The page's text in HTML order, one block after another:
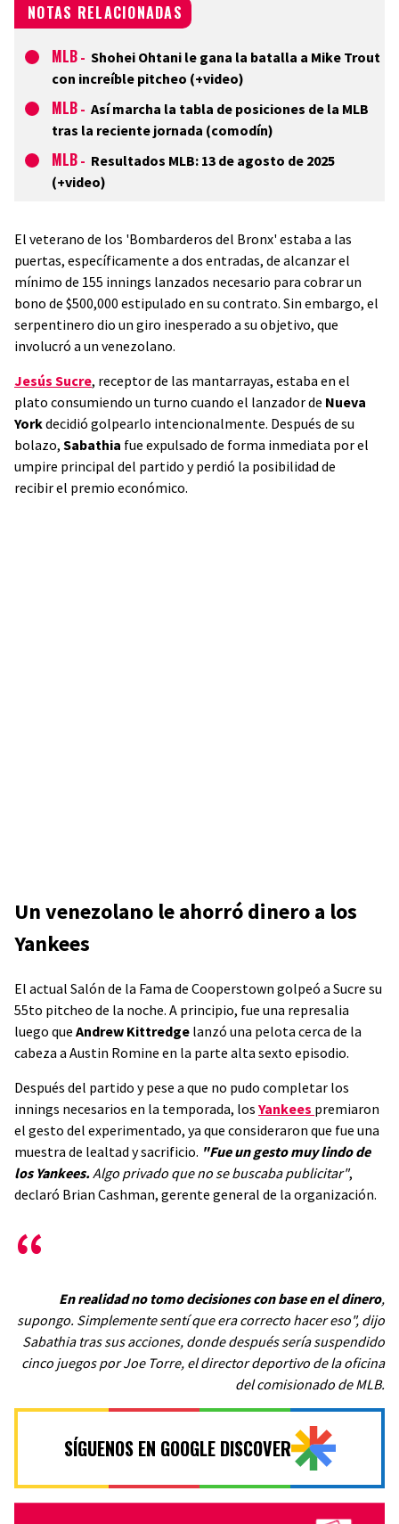
NOTAS RELACIONADAS
MLB - Shohei Ohtani le gana la batalla a Mike Trout
con increíble pitcheo (+video)
MLB - Así marcha la tabla de posiciones de la MLB
tras la reciente jornada (comodín)
MLB - Resultados MLB: 13 de agosto de 2025
(+video)
El veterano de los 'Bombarderos del Bronx' estaba a las
puertas, específicamente a dos entradas, de alcanzar el
mínimo de 155 innings lanzados necesario para cobrar un
bono de $500,000 estipulado en su contrato. Sin embargo, el
serpentinero dio un giro inesperado a su objetivo, que
involucró a un venezolano.
Jesús Sucre, receptor de las mantarrayas, estaba en el
plato consumiendo un turno cuando el lanzador de Nueva
Yorkdecidió golpearlo intencionalmente. Después de su
bolazo, Sabathia fue expulsado de forma inmediata por el
umpire principal del partido y perdió la posibilidad de
recibir el premio económico.
Un venezolano le ahorró dinero a los
Yankees
El actual Salón de la Fama de Cooperstown golpeó a Sucre su
55to pitcheo de la noche. A principio, fue una represalia
luego que Andrew Kittredge lanzó una pelota cerca de la
cabeza a Austin Romine en la parte alta sexto episodio.
Después del partido y pese a que no pudo completar los
innings necesarios en la temporada, los Yankees premiaron
el gesto del experimentado, ya que consideraron que fue una
muestra de lealtad y sacrificio. "Fue un gesto muy lindo de
los Yankees.Algo privado que no se buscaba publicitar",
declaró Brian Cashman, gerente general de la organización.
En realidad no tomo decisiones con base en el dinero,
supongo. Simplemente sentí que era correcto hacer eso", dijo
Sabathia tras sus acciones, donde después sería suspendido
cinco juegos por Joe Torre, el director deportivo de la oficina
del comisionado de MLB.
SÍGUENOS EN GOOGLE DISCOVER